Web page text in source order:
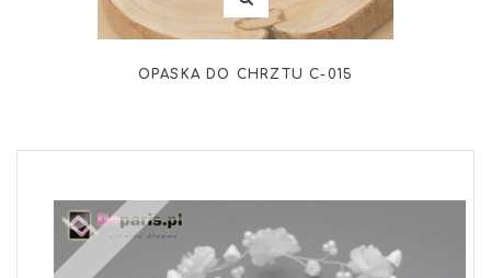
OPASKA DO CHRZTU C-015